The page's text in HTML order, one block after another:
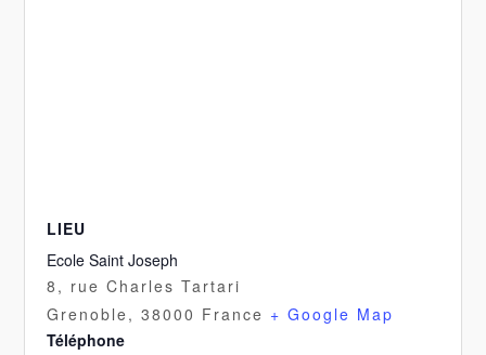
LIEU
Ecole Saint Joseph
8, rue Charles Tartari
Grenoble, 38000 France + Google Map
Téléphone